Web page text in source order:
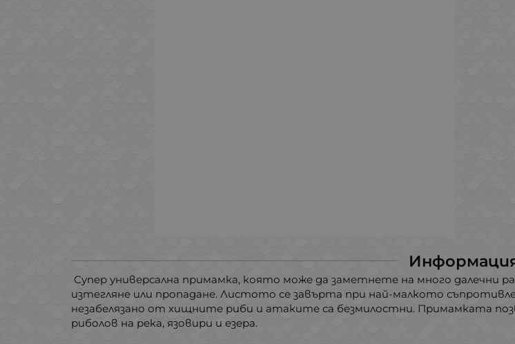
Супер универсална примамка, която може да заметнете на много далечни
изтегляне или пропадане. Листото се завърта при най-малкото
незабелязано от хищните риби и атаките са безмилостни. Примамката
риболов на река, язовири и езера.